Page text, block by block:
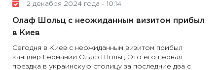
2 декабря 2024 года - 10:14
Олаф Шольц с неожиданным визитом прибыл
в Киев
Сегодня в Киев с неожиданным визитом прибыл
канцлер Германии Олаф Шольц. Это его первая
поездка в украинскую столицу за последние два с